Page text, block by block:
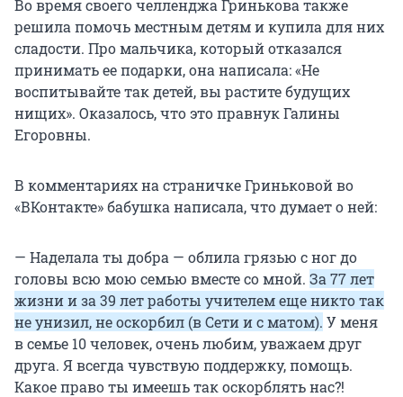
Во время своего челленджа Гринькова также
решила помочь местным детям и купила для них
сладости. Про мальчика, который отказался
принимать ее подарки, она написала: «Не
воспитывайте так детей, вы растите будущих
нищих». Оказалось, что это правнук Галины
Егоровны.
В комментариях на страничке Гриньковой во
«ВКонтакте» бабушка написала, что думает о ней:
— Наделала ты добра — облила грязью с ног до
головы всю мою семью вместе со мной. За 77 лет
жизни и за 39 лет работы учителем еще никто так
не унизил, не оскорбил (в Сети и с матом). У меня
в семье 10 человек, очень любим, уважаем друг
друга. Я всегда чувствую поддержку, помощь.
Какое право ты имеешь так оскорблять нас?!